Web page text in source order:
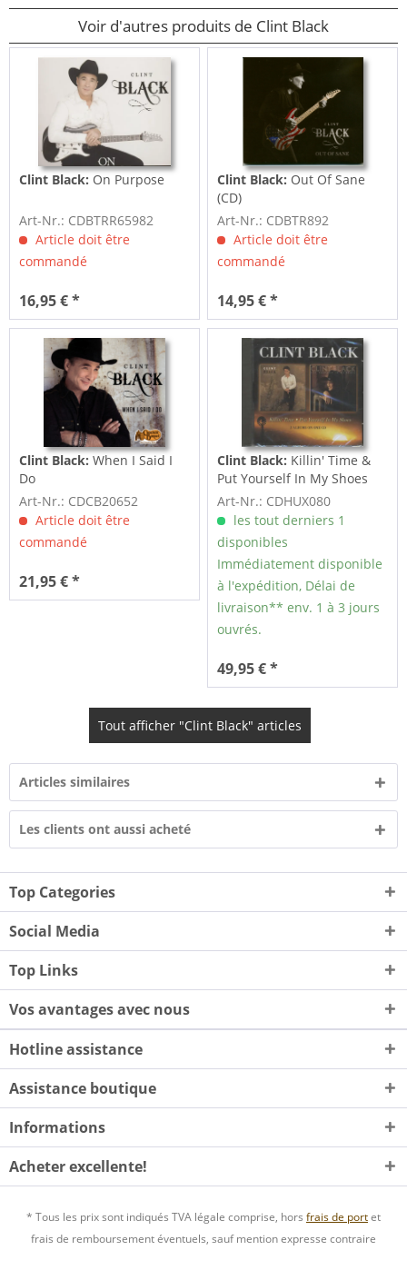
Voir d'autres produits de Clint Black
Clint Black: On Purpose
Art-Nr.: CDBTRR65982
Article doit être
commandé
16,95 € *
Clint Black: Out Of Sane
(CD)
Art-Nr.: CDBTR892
Article doit être
commandé
14,95 € *
Clint Black:When I Said I
Do
Art-Nr.: CDCB20652
Article doit être
commandé
21,95 € *
Clint Black: Killin' Time &
Put Yourself In My Shoes
(CD)
Art-Nr.: CDHUX080
les tout derniers 1
disponibles
Immédiatement disponible
à l'expédition, Délai de
livraison** env. 1 à 3 jours
ouvrés.
49,95 € *
Tout afficher "Clint Black" articles
Articles similaires
Les clients ont aussi acheté
Top Categories
Social Media
Top Links
Vos avantages avec nous
Hotline assistance
Assistance boutique
Informations
Acheter excellente!
* Tous les prix sont indiqués TVA légale comprise, hors frais de portet
frais de remboursement éventuels, sauf mention expresse contraire